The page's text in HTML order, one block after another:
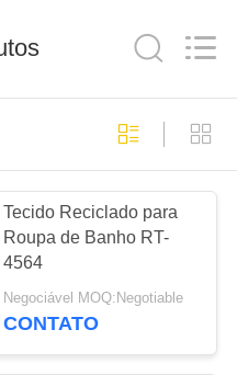
do
313
150
Tecido Reciclado para
Roupa de Banho RT-
4564
Negociável MOQ:Negotiable
CONTATO